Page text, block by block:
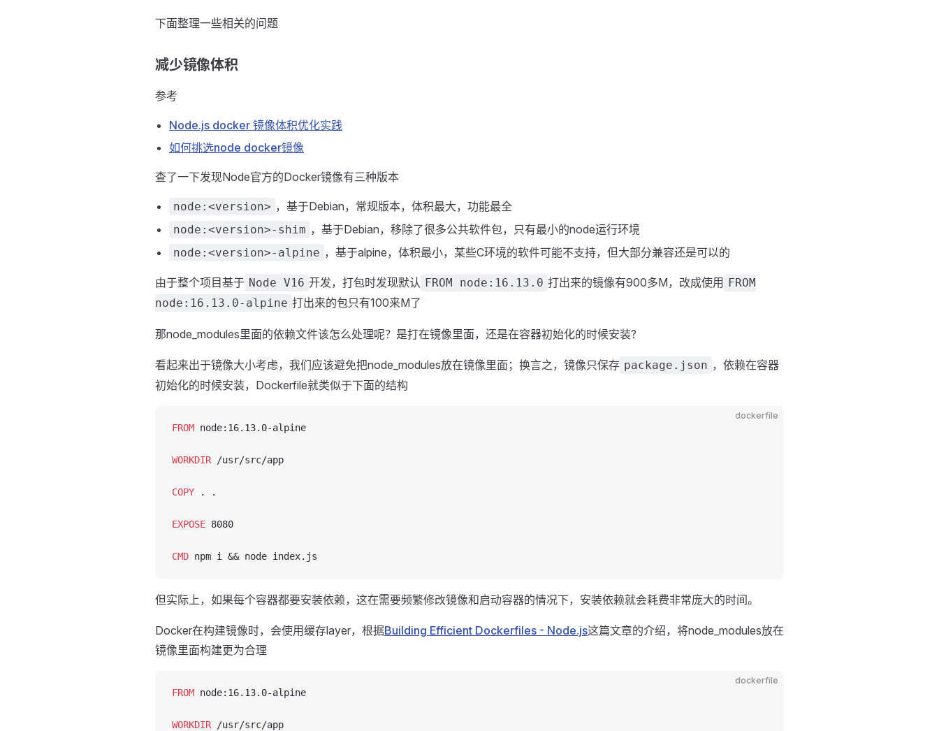
下面整理一些相关的问题
减少镜像体积
参考
Node.js docker 镜像体积优化实践
如何挑选node docker镜像
查了一下发现Node官方的Docker镜像有三种版本
node:<version> ，基于Debian，常规版本，体积最大，功能最全
node:<version>-shim ，基于Debian，移除了很多公共软件包，只有最小的node运行环境
node:<version>-alpine ，基于alpine，体积最小，某些C环境的软件可能不支持，但大部分兼容还是可以的
由于整个项目基于 Node V16 开发，打包时发现默认 FROM node:16.13.0 打出来的镜像有900多M，改成使用 FROM
node:16.13.0-alpine 打出来的包只有100来M了
那node_modules里面的依赖文件该怎么处理呢？是打在镜像里面，还是在容器初始化的时候安装?
看起来出于镜像大小考虑，我们应该避免把node_modules放在镜像里面；换言之，镜像只保存 package.json ，依赖在容器
初始化的时候安装，Dockerfile就类似于下面的结构
dockerfile
FROM node:16.13.0-alpine
WORKDIR /usr/src/app
COPY . .
EXPOSE 8080
CMD npm i && node index.js
但实际上，如果每个容器都要安装依赖，这在需要频繁修改镜像和启动容器的情况下，安装依赖就会耗费非常庞大的时间。
Docker在构建镜像时，会使用缓存layer，根据Building Efficient Dockerfiles - Node.js这篇文章的介绍，将node_modules放在
镜像里面构建更为合理
dockerfile
FROM node:16.13.0-alpine
WORKDIR /usr/src/app